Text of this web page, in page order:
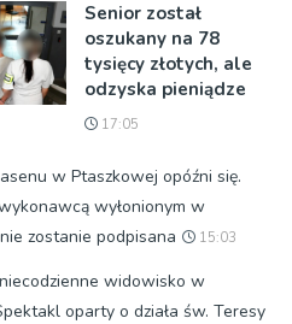
Senior został
oszukany na 78
tysięcy złotych, ale
odzyska pieniądze
17:05
w Ptaszkowej opóźni się.
wyłonionym w
zostanie podpisana
15:03
widowisko w
oparty o działa św. Teresy